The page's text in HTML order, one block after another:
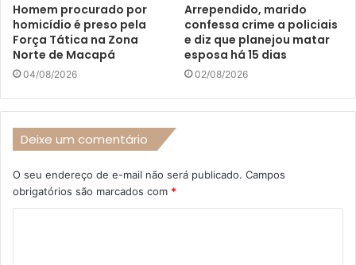
Homem procurado por
homicídio é preso pela
Força Tática na Zona
Norte de Macapá
04/08/2026
Arrependido, marido
confessa crime a policiais
e diz que planejou matar
esposa há 15 dias
02/08/2026
Deixe um comentário
O seu endereço de e-mail não será publicado. Campos
obrigatórios são marcados com *